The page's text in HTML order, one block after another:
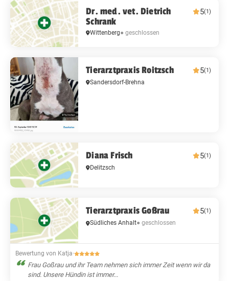
Dr. med. vet. Dietrich
Schrank
5(1)
Wittenberg● geschlossen
Tierarztpraxis Roitzsch 5(1)
Sandersdorf-Brehna
Diana Frisch 5(1)
Delitzsch
Tierarztpraxis Goßrau 5(1)
Südliches Anhalt● geschlossen
Bewertung von Katja·
Frau Goßrau und ihr Team nehmen sich immer Zeit wenn wir da
sind. Unsere Hündin ist immer...